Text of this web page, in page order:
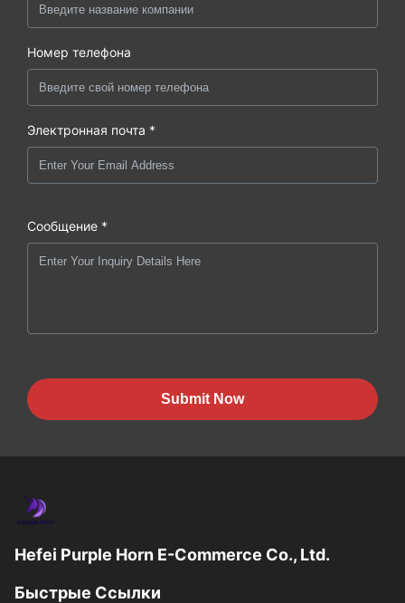
Номер телефона
Электронная почта *
Сообщение *
Submit Now
Hefei Purple Horn E-Commerce Co., Ltd.
Быстрые Ссылки